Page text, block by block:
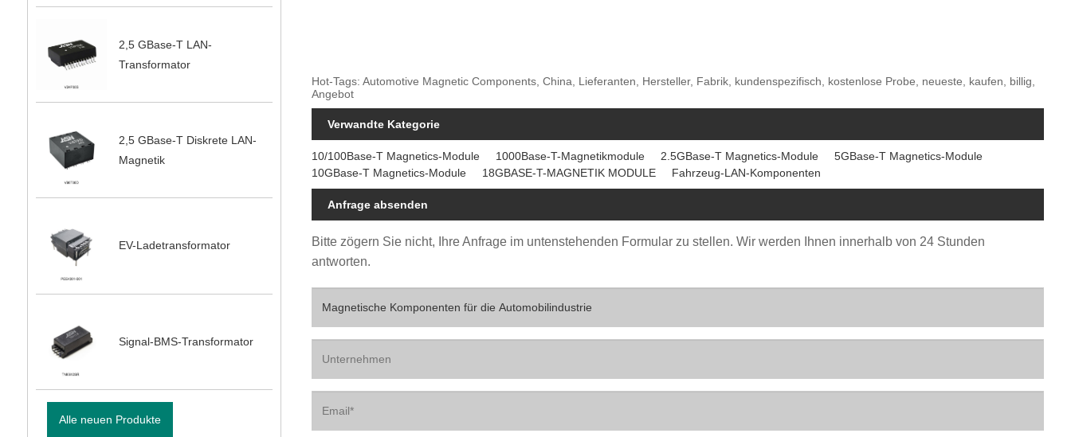
2,5 GBase-T LAN-
Transformator
2,5 GBase-T Diskrete LAN-
Magnetik
EV-Ladetransformator
Signal-BMS-Transformator
Alle neuen Produkte
Hot-Tags: Automotive Magnetic Components, China, Lieferanten, Hersteller, Fabrik, kundenspezifisch, kostenlose Probe, neueste, kaufen, billig,
Angebot
Verwandte Kategorie
10/100Base-T Magnetics-Module 1000Base-T-Magnetikmodule 2.5GBase-T Magnetics-Module
5GBase-T Magnetics-Module
10GBase-T Magnetics-Module
18GBASE-T-MAGNETIK MODULE Fahrzeug-LAN-Komponenten
Anfrage absenden
Bitte zögern Sie nicht, Ihre Anfrage im untenstehenden Formular zu stellen. Wir werden Ihnen innerhalb von 24 Stunden
antworten.